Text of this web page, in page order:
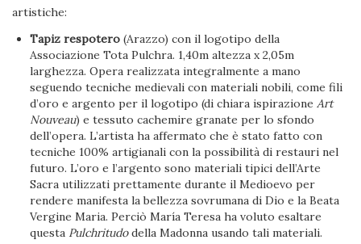
artistiche:
Tapiz respotero (Arazzo) con il logotipo della
Associazione Tota Pulchra. 1,40m altezza x 2,05m
larghezza. Opera realizzata integralmente a mano
seguendo tecniche medievali con materiali nobili, come fili
d’oro e argento per il logotipo (di chiara ispirazioneArt
Nouveau) e tessuto cachemire granate per lo sfondo
dell’opera. L’artista ha affermato che è stato fatto con
tecniche 100% artigianali con la possibilità di restauri nel
futuro. L’oro e l’argento sono materiali tipici dell’Arte
Sacra utilizzati prettamente durante il Medioevo per
rendere manifesta la bellezza sovrumana di Dio e la Beata
Vergine Maria. Perciò María Teresa ha voluto esaltare
questa Pulchritudodella Madonna usando tali materiali.